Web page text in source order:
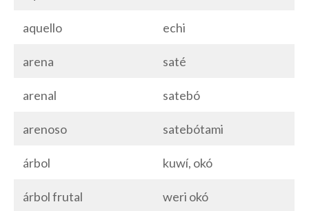
aquello echi
arena saté
arenal satebó
arenoso satebótami
árbol kuwí, okó
árbol frutal weri okó